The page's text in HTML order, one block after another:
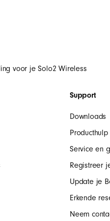
voor je Solo2 Wireless
Support
Downloads
Producthulp
Service en
Registreer
Update je
Erkende
Neem